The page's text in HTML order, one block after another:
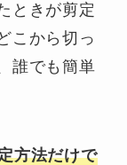
ときが剪定
こから切っ
誰でも簡単
方法だけで